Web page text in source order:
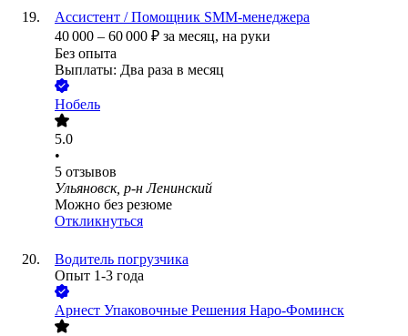
Ассистент / Помощник SMM-менеджера
40 000 – 60 000 ₽ за месяц, на руки
Без опыта
Выплаты: Два раза в месяц
Нобель
5.0
•
5 отзывов
Ульяновск, р-н Ленинский
Можно без резюме
Откликнуться
Водитель погрузчика
Опыт 1-3 года
Арнест Упаковочные Решения Наро-Фоминск